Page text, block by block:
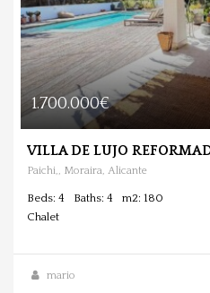
1.700.000€
Paichi,, Moraira, Alicante
Beds: 4 Baths: 4
m2: 180
Chalet
mario